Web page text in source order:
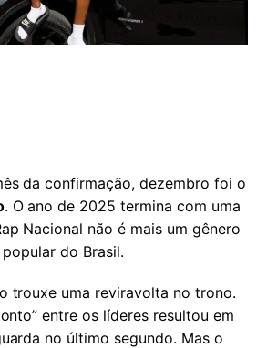
da confirmação, dezembro foi o
. O ano de 2025 termina com uma
Nacional não é mais um gênero
do Brasil.
trouxe uma reviravolta no trono.
entre os líderes resultou em
no último segundo. Mas o